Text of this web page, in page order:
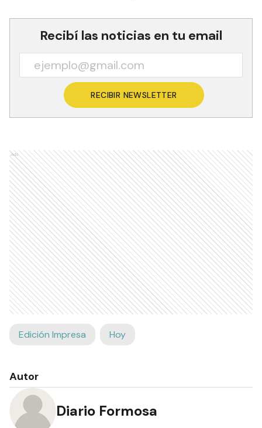
Recibí las noticias en tu email
RECIBIR NEWSLETTER
Ads
Edición Impresa Hoy
Autor
Diario Formosa